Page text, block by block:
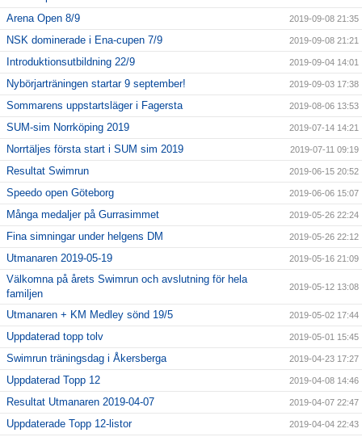
Arena Open 8/9 2019-09-08 21:35
NSK dominerade i Ena-cupen 7/9 2019-09-08 21:21
Introduktionsutbildning 22/9 2019-09-04 14:01
Nybörjarträningen startar 9 september! 2019-09-03 17:38
Sommarens uppstartsläger i Fagersta 2019-08-06 13:53
SUM-sim Norrköping 2019 2019-07-14 14:21
Norrtäljes första start i SUM sim 2019 2019-07-11 09:19
Resultat Swimrun 2019-06-15 20:52
Speedo open Göteborg 2019-06-06 15:07
Många medaljer på Gurrasimmet 2019-05-26 22:24
Fina simningar under helgens DM 2019-05-26 22:12
Utmanaren 2019-05-19 2019-05-16 21:09
Välkomna på årets Swimrun och avslutning för hela
familjen
2019-05-12 13:08
Utmanaren + KM Medley sönd 19/5 2019-05-02 17:44
Uppdaterad topp tolv 2019-05-01 15:45
Swimrun träningsdag i Åkersberga 2019-04-23 17:27
Uppdaterad Topp 12 2019-04-08 14:46
Resultat Utmanaren 2019-04-07 2019-04-07 22:47
Uppdaterade Topp 12-listor 2019-04-04 22:43